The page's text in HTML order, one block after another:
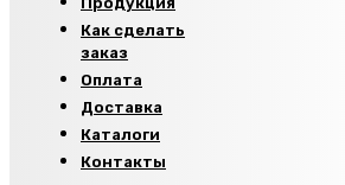
Как сделать
заказ
Оплата
Доставка
Каталоги
Контакты